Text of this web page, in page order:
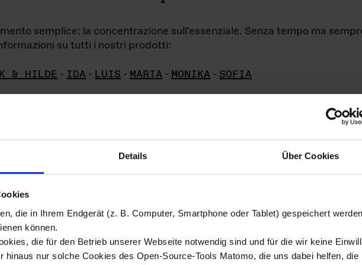
Details Über Cookies
die in Ihrem Endgerät (z. B. Computer, Smartphone oder Tablet) gespeichert
können.
die für den Betrieb unserer Webseite notwendig sind und für die wir keine
hinaus nur solche Cookies des Open-Source-Tools Matomo, die uns dabei helfen, die
semplice: la concentrazione sull'essenziale. Senza tempo ma
su tutti i nostri prodotti:
& HILDE - IDA - LUIS - MARTA - MONIKA - SOFIA
di
materiale fotografico sono detenuti daDas ganze LebenGmbH e